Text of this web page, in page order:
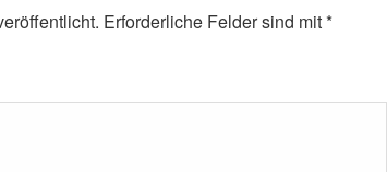
Erforderliche Felder sind mit*